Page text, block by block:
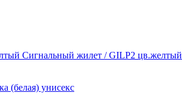
Сигнальный жилет / GILP2 цв.желтый
(белая) унисекс